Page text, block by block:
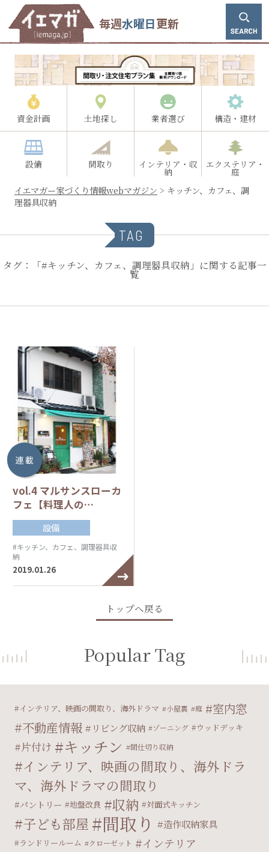
毎週水曜日更新
資金計画 土地探し 業者選び 構造・建材
設備 間取り インテリア・収
納
エクステリア・
庭
イエマガー家づくり情報webマガジン > キッチン、カフェ、調
理器具収納
TAG
タグ：「#キッチン、カフェ、調理器具収納」に関する記事一
覧
連 載
vol.4 マルサンスローカ
フェ【料理人の…
設備
#キッチン、カフェ、調理器具収
納
2019.01.26
トップへ戻る
Popular Tag
インテリア、映画の間取り、海外ドラマ 小屋裏 庭 室内窓
不動産情報 リビング収納 ゾーニング ウッドデッキ
片付け キッチン 間仕切り収納
インテリア、映画の間取り、海外ドラ
マ、海外ドラマの間取り
パントリー 地盤改良 収納 対面式キッチン
子ども部屋 間取り 造作収納家具
ランドリールーム クローゼット インテリア